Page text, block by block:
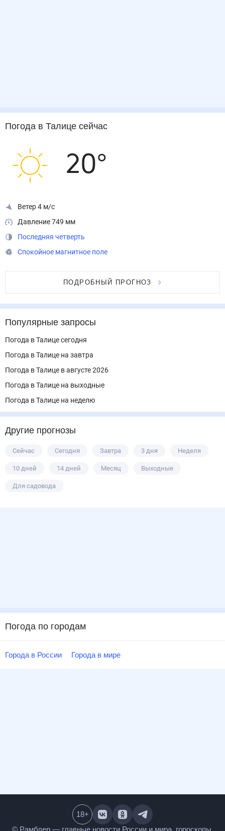
Погода в Талицесейчас
20°
Ветер 4 м/с
Давление 749 мм
Последняя четверть
Спокойное магнитное поле
ПОДРОБНЫЙ ПРОГНОЗ
Популярные запросы
Погода в Талице сегодня
Погода в Талице на завтра
Погода в Талице в августе 2026
Погода в Талице на выходные
Погода в Талице на неделю
Другие прогнозы
Сейчас Сегодня Завтра 3 дня Неделя
10 дней 14 дней Месяц Выходные
Для садовода
Погода по городам
Города в России Города в мире
18+